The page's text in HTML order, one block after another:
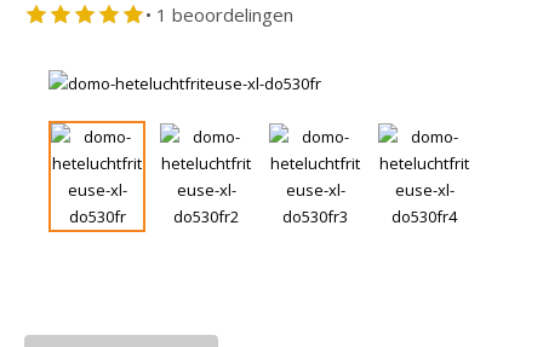
• 1 beoordelingen